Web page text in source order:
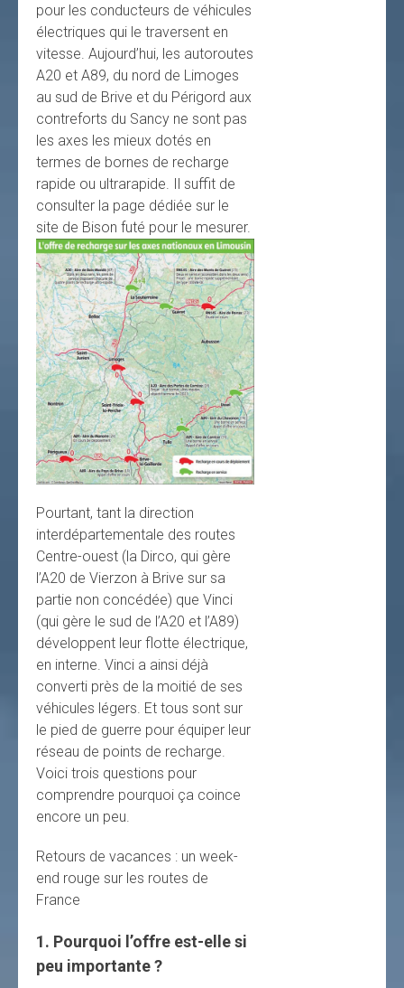
pour les conducteurs de véhicules
électriques qui le traversent en
vitesse. Aujourd’hui, les autoroutes
A20 et A89, du nord de Limoges
au sud de Brive et du Périgord aux
contreforts du Sancy ne sont pas
les axes les mieux dotés en
termes de bornes de recharge
rapide ou ultrarapide. Il suffit de
consulter la page dédiée sur le
site de Bison futé pour le mesurer.
Pourtant, tant la direction
interdépartementale des routes
Centre-ouest (la Dirco, qui gère
l’A20 de Vierzon à Brive sur sa
partie non concédée) que Vinci
(qui gère le sud de l’A20 et l’A89)
développent leur flotte électrique,
en interne. Vinci a ainsi déjà
converti près de la moitié de ses
véhicules légers. Et tous sont sur
le pied de guerre pour équiper leur
réseau de points de recharge.
Voici trois questions pour
comprendre pourquoi ça coince
encore un peu.
Retours de vacances : un week-
end rouge sur les routes de
France
1. Pourquoi l’offre est-elle si
peu importante ?